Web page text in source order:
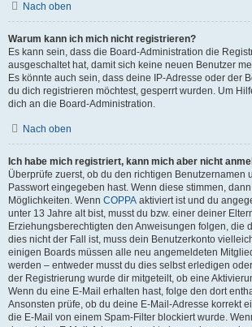
Nach oben
Warum kann ich mich nicht registrieren?
Es kann sein, dass die Board-Administration die
ausgeschaltet hat, damit sich keine neuen Benutzer
Es könnte auch sein, dass deine IP-Adresse oder der
du dich registrieren möchtest, gesperrt wurden. Um
dich an die Board-Administration.
Nach oben
Ich habe mich registriert, kann mich aber nicht
Überprüfe zuerst, ob du den richtigen Benutzernamen
Passwort eingegeben hast. Wenn diese stimmen,
Möglichkeiten. Wenn COPPA aktiviert ist und du
unter 13 Jahre alt bist, musst du bzw. einer deiner
Erziehungsberechtigten den Anweisungen folgen, die
dies nicht der Fall ist, muss dein Benutzerkonto
einigen Boards müssen alle neu angemeldeten
werden – entweder musst du dies selbst erledigen
der Registrierung wurde dir mitgeteilt, ob eine
Wenn du eine E-Mail erhalten hast, folge den dort
Ansonsten prüfe, ob du deine E-Mail-Adresse korrekt
die E-Mail von einem Spam-Filter blockiert wurde.